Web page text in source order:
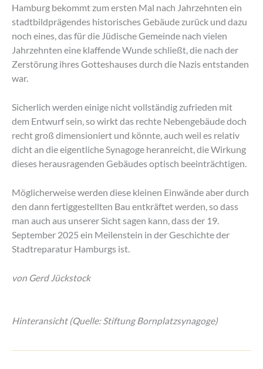
Hamburg bekommt zum ersten Mal nach Jahrzehnten ein
stadtbildprägendes historisches Gebäude zurück und dazu
noch eines, das für die Jüdische Gemeinde nach vielen
Jahrzehnten eine klaffende Wunde schließt, die nach der
Zerstörung ihres Gotteshauses durch die Nazis entstanden
war.
Sicherlich werden einige nicht vollständig zufrieden mit
dem Entwurf sein, so wirkt das rechte Nebengebäude doch
recht groß dimensioniert und könnte, auch weil es relativ
dicht an die eigentliche Synagoge heranreicht, die Wirkung
dieses herausragenden Gebäudes optisch beeinträchtigen.
Möglicherweise werden diese kleinen Einwände aber durch
den dann fertiggestellten Bau entkräftet werden, so dass
man auch aus unserer Sicht sagen kann, dass der 19.
September 2025 ein Meilenstein in der Geschichte der
Stadtreparatur Hamburgs ist.
von Gerd Jückstock
Hinteransicht (Quelle: Stiftung Bornplatzsynagoge)